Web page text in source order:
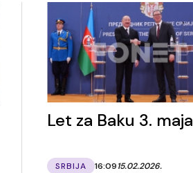
Let za Baku 3. maja
SRBIJA 16:0915.02.2026.